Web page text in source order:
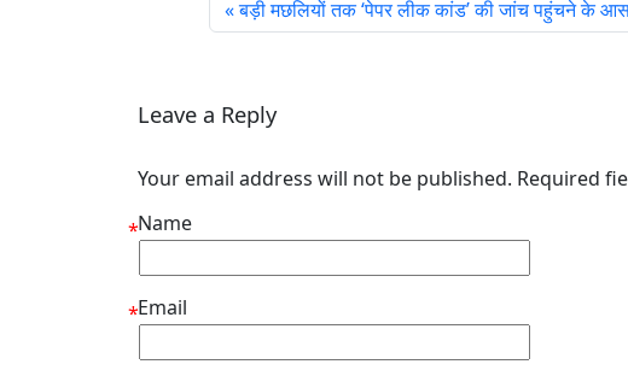
बड़ी मछलियों तक ‘पेपर लीक कांड’ की जांच पहुंचने के
Leave a Reply
Your email address will not be published. Required
Name
*
Email
*